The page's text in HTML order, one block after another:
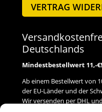
VERTRAG
Deutschlands
Mindestbestellwert 11,-€!
Ab einem Bestellwert von
der EU-Länder und der
Wir versenden per DHL